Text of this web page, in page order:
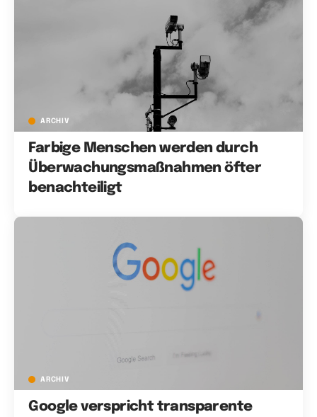
ARCHIV
Farbige Menschen werden durch
Überwachungsmaßnahmen öfter
benachteiligt
ARCHIV
Google verspricht transparente